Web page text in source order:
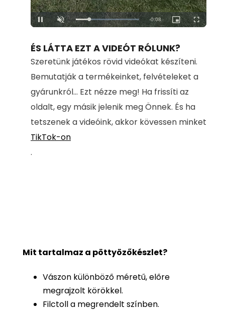
Unmute Loaded:
100.00%
ÉS LÁTTA EZT A VIDEÓT RÓLUNK?
Szeretünk játékos rövid videókat készíteni.
Bemutatják a termékeinket, felvételeket a
gyárunkról... Ezt nézze meg! Ha frissíti az
oldalt, egy másik jelenik meg Önnek. És ha
tetszenek a videóink, akkor kövessen minket
TikTok-on
.
Mit tartalmaz a pöttyözőkészlet?
Vászon különböző méretű, előre
megrajzolt körökkel.
Filctoll a megrendelt színben.